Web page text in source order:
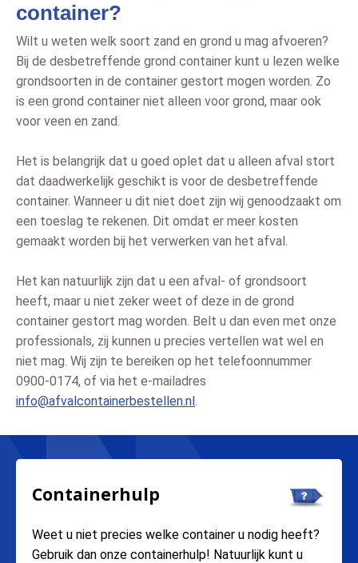
container?
Wilt u weten welk soort zand en grond u mag afvoeren?
Bij de desbetreffende grond container kunt u lezen welke
grondsoorten in de container gestort mogen worden. Zo
is een grond container niet alleen voor grond, maar ook
voor veen en zand.
Het is belangrijk dat u goed oplet dat u alleen afval stort
dat daadwerkelijk geschikt is voor de desbetreffende
container. Wanneer u dit niet doet zijn wij genoodzaakt om
een toeslag te rekenen. Dit omdat er meer kosten
gemaakt worden bij het verwerken van het afval.
Het kan natuurlijk zijn dat u een afval- of grondsoort
heeft, maar u niet zeker weet of deze in de grond
container gestort mag worden. Belt u dan even met onze
professionals, zij kunnen u precies vertellen wat wel en
niet mag. Wij zijn te bereiken op het telefoonnummer
0900-0174, of via het e-mailadres
info@afvalcontainerbestellen.nl
Containerhulp
Weet u niet precies welke container u nodig heeft?
Gebruik dan onze containerhulp! Natuurlijk kunt u